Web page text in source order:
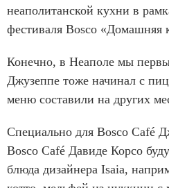
неаполитанской кухни в
фестиваля Bosco «Домашняя
Конечно, в Неаполе мы
Джузеппе тоже начинал с
меню составили на других
Специально для Bosco Café
Bosco Café Давиде Корсо
блюда дизайнера Isaia,